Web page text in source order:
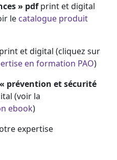
» pdfprint et digital
le catalogue produit
et digital (cliquez sur
en formation PAO)
prévention et sécurité
(voir la
ebook)
expertise